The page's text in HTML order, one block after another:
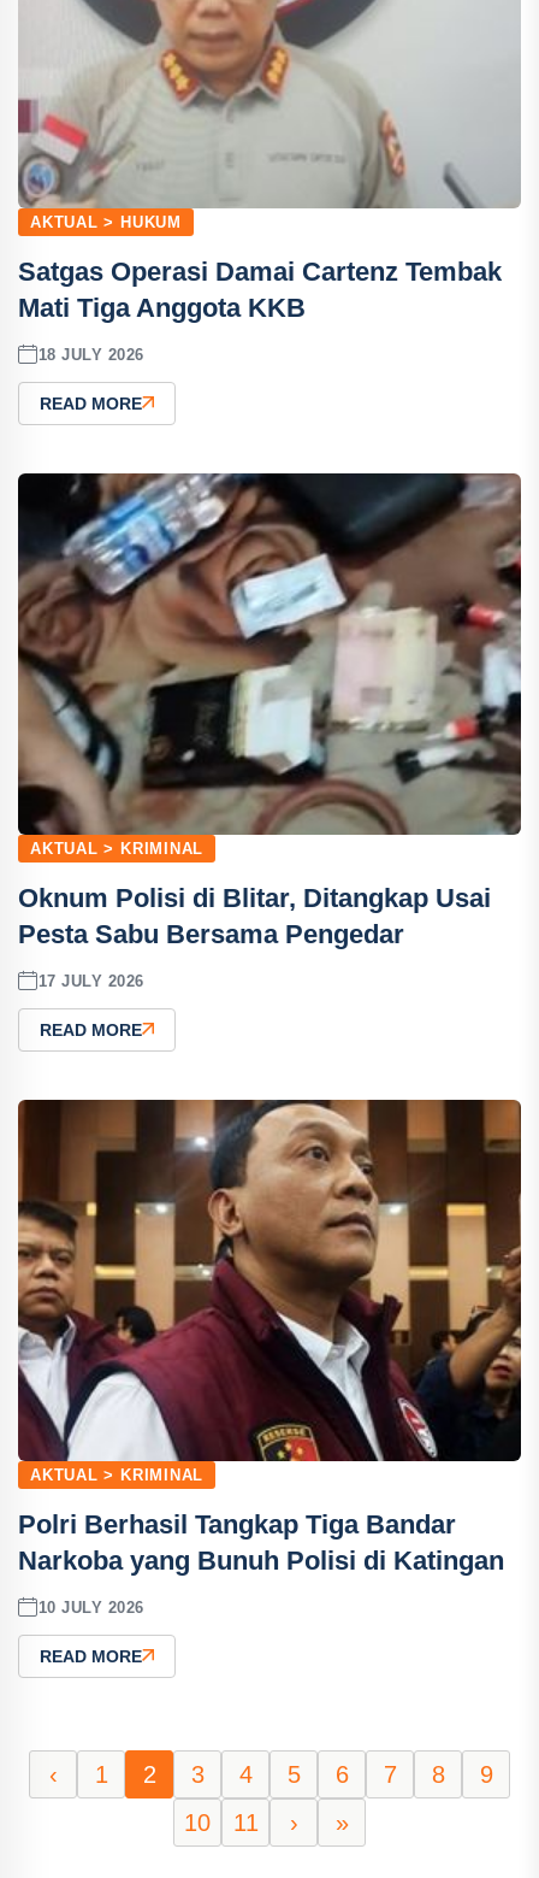
AKTUAL > HUKUM
Satgas Operasi Damai Cartenz Tembak
Mati Tiga Anggota KKB
18 JULY 2026
READ MORE
AKTUAL > KRIMINAL
Oknum Polisi di Blitar, Ditangkap Usai
Pesta Sabu Bersama Pengedar
17 JULY 2026
READ MORE
AKTUAL > KRIMINAL
Polri Berhasil Tangkap Tiga Bandar
Narkoba yang Bunuh Polisi di Katingan
10 JULY 2026
READ MORE
‹ 1 2 3 4 5 6 7 8
9
10
11 › »